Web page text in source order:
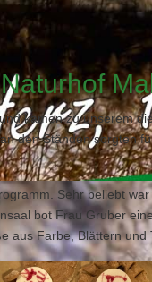
kamen zu unserem
den Ständen sorgten
Sehr beliebt
bot Frau Gruber
aus Farbe, Blättern und